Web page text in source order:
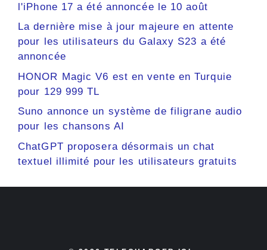
l'iPhone 17 a été annoncée le 10 août
La dernière mise à jour majeure en attente
pour les utilisateurs du Galaxy S23 a été
annoncée
HONOR Magic V6 est en vente en Turquie
pour 129 999 TL
Suno annonce un système de filigrane audio
pour les chansons AI
ChatGPT proposera désormais un chat
textuel illimité pour les utilisateurs gratuits